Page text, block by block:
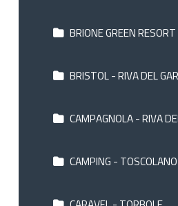
BRIONE GREEN
BRISTOL - RIVA DEL
CAMPAGNOLA - RIVA
CAMPING - TOSCOLANO